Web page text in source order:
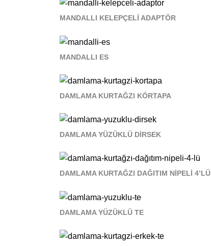
MANDALLI KELEPÇELİ ADAPTÖR
MANDALLI ES
DAMLAMA KURTAĞZI KÖRTAPA
DAMLAMA YÜZÜKLÜ DİRSEK
DAMLAMA KURTAĞZI DAĞITIM NİPELİ 4’LÜ
DAMLAMA YÜZÜKLÜ TE